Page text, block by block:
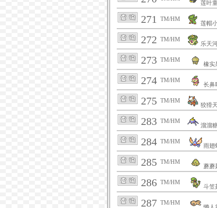
莲叶
271 TM/HM
莲帽
272 TM/HM
乐天
273 TM/HM
橡实
274 TM/HM
长鼻
275 TM/HM
狡猾
283 TM/HM
溜溜
284 TM/HM
雨翅
285 TM/HM
蘑蘑
286 TM/HM
斗笠
287 TM/HM